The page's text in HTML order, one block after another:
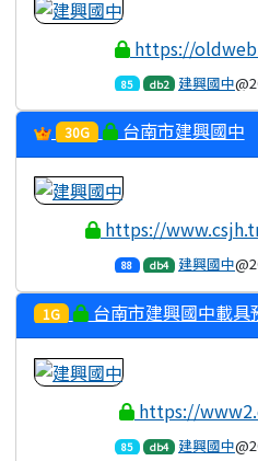
https://
85 db2 建興國中
30G 台南市建興國中
https://
88 db4 建興國中
1G 台南市建興國中載具
https://
85 db4 建興國中